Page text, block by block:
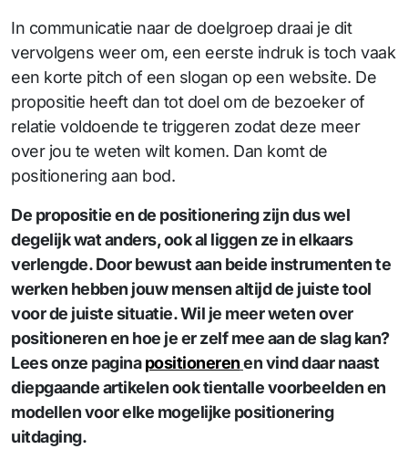
In communicatie naar de doelgroep draai je dit
vervolgens weer om, een eerste indruk is toch vaak
een korte pitch of een slogan op een website. De
propositie heeft dan tot doel om de bezoeker of
relatie voldoende te triggeren zodat deze meer
over jou te weten wilt komen. Dan komt de
positionering aan bod.
De propositie en de positionering zijn dus wel
degelijk wat anders, ook al liggen ze in elkaars
verlengde. Door bewust aan beide instrumenten te
werken hebben jouw mensen altijd de juiste tool
voor de juiste situatie. Wil je meer weten over
positioneren en hoe je er zelf mee aan de slag kan?
Lees onze paginapositionerenen vind daar naast
diepgaande artikelen ook tientalle voorbeelden en
modellen voor elke mogelijke positionering
uitdaging.